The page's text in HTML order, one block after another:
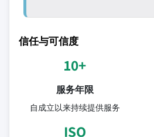
信任与可信度
10+
服务年限
自成立以来持续提供服务
ISO